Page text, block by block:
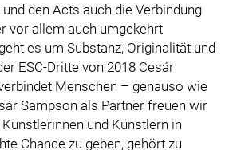
den Acts auch die Verbindung
vor allem auch umgekehrt
es um Substanz, Originalität und
ESC-Dritte von 2018 Cesár
Menschen – genauso wie
Sampson als Partner freuen wir
und Künstlern in
Chance zu geben, gehört zu